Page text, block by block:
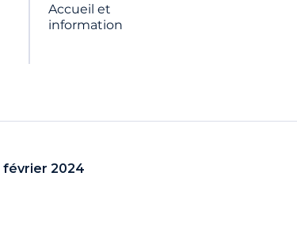
Accueil et
information
février 2024